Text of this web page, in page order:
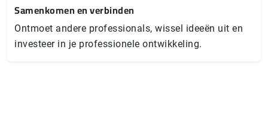
Samenkomen en verbinden
Ontmoet andere professionals, wissel ideeën uit en
investeer in je professionele ontwikkeling.